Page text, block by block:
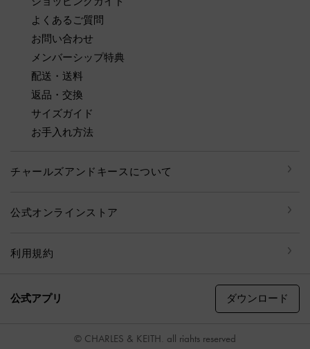
よくあるご質問
お問い合わせ
メンバーシップ特典
配送・送料
返品・交換
サイズガイド
お手入れ方法
チャールズアンドキースについて
公式オンラインストア
利用規約
公式アプリ ダウンロード
© CHARLES & KEITH, all rights reserved